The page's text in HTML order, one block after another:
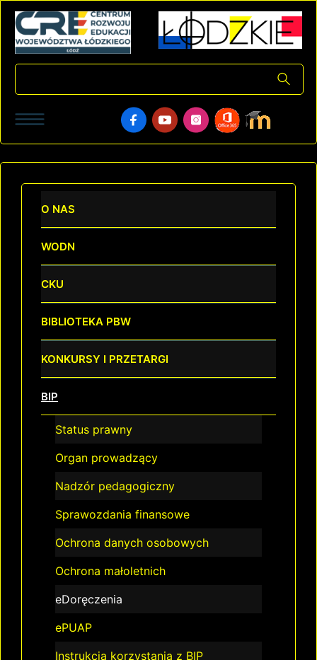
O NAS
WODN
CKU
BIBLIOTEKA PBW
KONKURSY I PRZETARGI
BIP
Status prawny
Organ prowadzący
Nadzór pedagogiczny
Sprawozdania finansowe
Ochrona danych osobowych
Ochrona małoletnich
eDoręczenia
ePUAP
Instrukcja korzystania z BIP